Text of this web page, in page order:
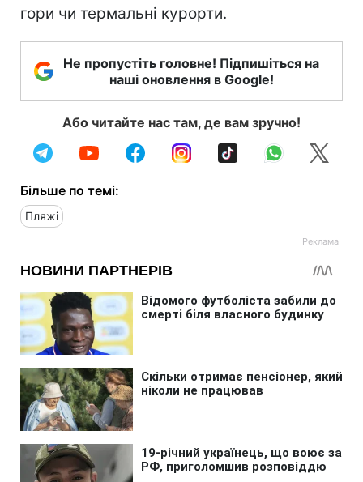
гори чи термальні курорти.
Не пропустіть головне! Підпишіться на
наші оновлення в Google!
Або читайте нас там, де вам зручно!
Більше по темі:
Пляжі